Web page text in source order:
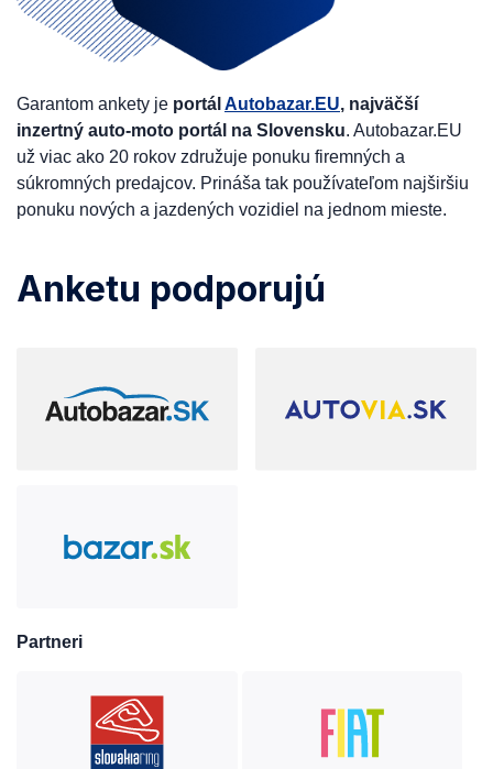
Garantom ankety je portál Autobazar.EU, najväčší
inzertný auto-moto portál na Slovensku. Autobazar.EU
už viac ako 20 rokov združuje ponuku firemných a
súkromných predajcov. Prináša tak používateľom najširšiu
ponuku nových a jazdených vozidiel na jednom mieste.
Anketu podporujú
Partneri